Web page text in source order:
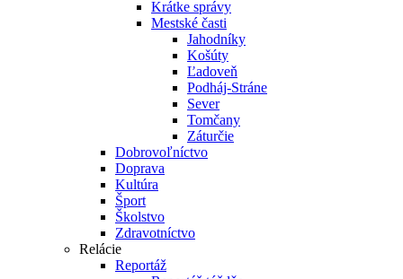
Krátke správy
Mestské časti
Jahodníky
Košúty
Ľadoveň
Podháj-Stráne
Sever
Tomčany
Záturčie
Dobrovoľníctvo
Doprava
Kultúra
Šport
Školstvo
Zdravotníctvo
Relácie
Reportáž